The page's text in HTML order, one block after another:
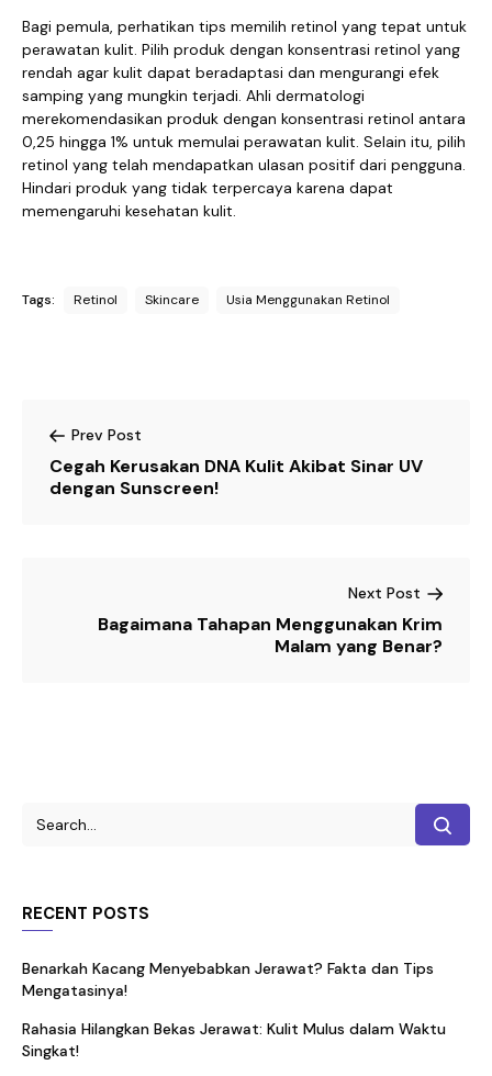
Bagi pemula, perhatikan tips memilih retinol yang tepat untuk
perawatan kulit. Pilih produk dengan konsentrasi retinol yang
rendah agar kulit dapat beradaptasi dan mengurangi efek
samping yang mungkin terjadi. Ahli dermatologi
merekomendasikan produk dengan konsentrasi retinol antara
0,25 hingga 1% untuk memulai perawatan kulit. Selain itu, pilih
retinol yang telah mendapatkan ulasan positif dari pengguna.
Hindari produk yang tidak terpercaya karena dapat
memengaruhi kesehatan kulit.
Tags: Retinol Skincare Usia Menggunakan Retinol
Prev Post
Cegah Kerusakan DNA Kulit Akibat Sinar UV
dengan Sunscreen!
Next Post
Bagaimana Tahapan Menggunakan Krim
Malam yang Benar?
RECENT POSTS
Benarkah Kacang Menyebabkan Jerawat? Fakta dan Tips
Mengatasinya!
Rahasia Hilangkan Bekas Jerawat: Kulit Mulus dalam Waktu
Singkat!